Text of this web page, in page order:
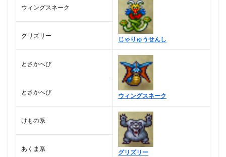
ウィングスネーク
じゃりゅうせんし
グリズリー
とさかへび
ウィングスネーク
とさかへび
けもの系
グリズリー
あくま系